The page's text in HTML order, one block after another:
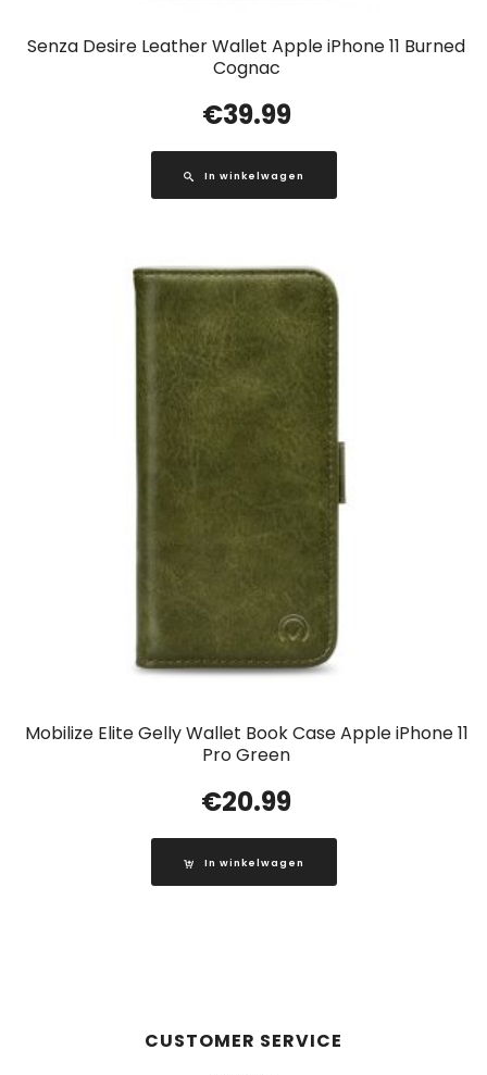
Senza Desire Leather Wallet Apple iPhone 11 Burned
Cognac
€39.99
In winkelwagen
Mobilize Elite Gelly Wallet Book Case Apple iPhone 11
Pro Green
€20.99
In winkelwagen
CUSTOMER SERVICE